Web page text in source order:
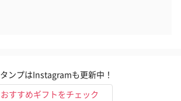
タンプはInstagramも更新中！
おすすめギフトをチェック